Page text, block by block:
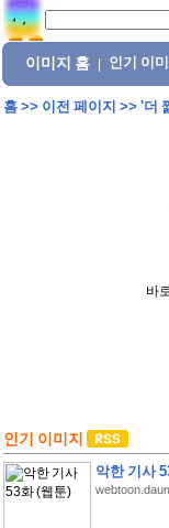
이미지 홈 인기 이미
홈>> 이전 페이지 >> '더
바
인기 이미지
악한 기사